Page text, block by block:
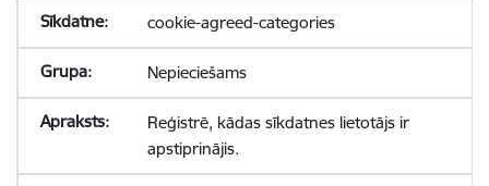
cookie-agreed-categories
Nepieciešams
Reģistrē, kādas sīkdatnes lietotājs ir
apstiprinājis.